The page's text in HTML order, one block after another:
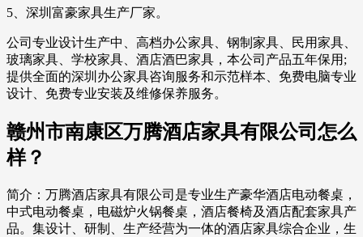
5、深圳富豪家具生产厂家。
公司专业设计生产中、高档办公家具、钢制家具、民用家具、
玻璃家具、学校家具、酒店酒巴家具，本公司产品五年保用;
提供全面的深圳办公家具咨询服务和示范样本、免费电脑专业
设计、免费专业安装及维修保养服务。
赣州市南康区万腾酒店家具有限公司怎么
样？
简介：万腾酒店家具有限公司是专业生产豪华酒店电动餐桌，
中式电动餐桌，电磁炉火锅餐桌，酒店餐椅及酒店配套家具产
品。集设计、研制、生产经营为一体的酒店家具综合企业，生